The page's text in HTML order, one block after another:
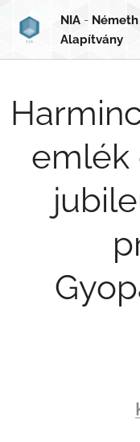
NIA -
Alapítvány
emlék